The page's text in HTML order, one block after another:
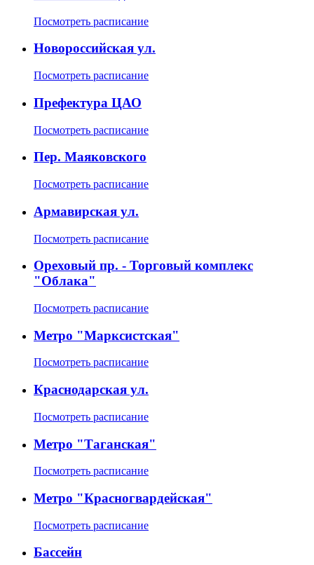
Посмотреть расписание
Новороссийская ул.
Посмотреть расписание
Префектура ЦАО
Посмотреть расписание
Пер. Маяковского
Посмотреть расписание
Армавирская ул.
Посмотреть расписание
Ореховый пр. - Торговый комплекс
"Облака"
Посмотреть расписание
Метро "Марксистская"
Посмотреть расписание
Краснодарская ул.
Посмотреть расписание
Метро "Таганская"
Посмотреть расписание
Метро "Красногвардейская"
Посмотреть расписание
Бассейн